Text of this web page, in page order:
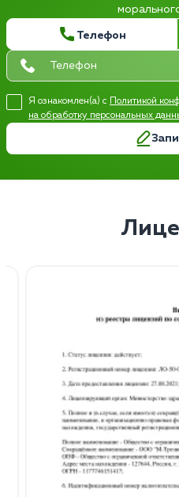
Телефон
Я ознакомлен(а) с Политикой
на обработку персональных